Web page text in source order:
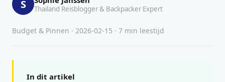
S Thailand Reisblogger & Backpacker Expert
Budget & Pinnen · 2026-02-15 · 7 min leestijd
In dit artikel